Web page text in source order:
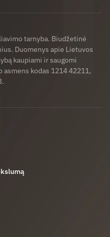
tarnyba. Biudžetinė
Duomenys apie Lietuvos
kaupiami ir saugomi
kodas 1214 42211,